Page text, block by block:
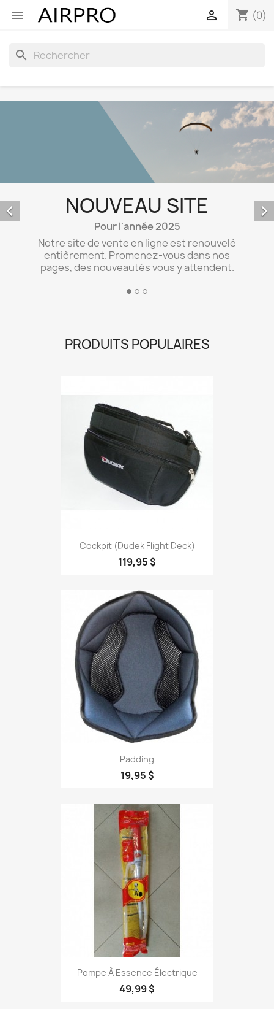
 shopping_cart (0)

search
NOUVEAU SITE
Pour l'année 2025
Notre site de vente en ligne est renouvelé
entièrement. Promenez-vous dans nos
pages, des nouveautés vous y attendent.
 
PRODUITS POPULAIRES
Cockpit (Dudek Flight Deck)
119,95 $
Padding
19,95 $
Pompe À Essence Électrique
49,99 $